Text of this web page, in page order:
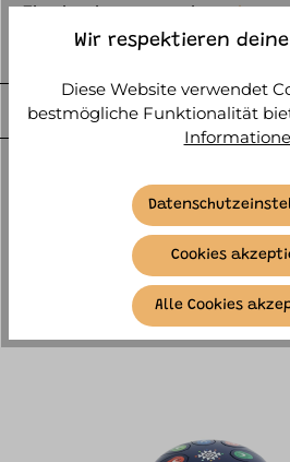
Einstiegsinstrument i…mehr
HERSTELLER
WEITERE ARTIKELINFOS
ÄHNLICHE
Wir respektieren
Diese Website verwendet
bestmögliche Funktionalität
Cookies
Alle Cookies